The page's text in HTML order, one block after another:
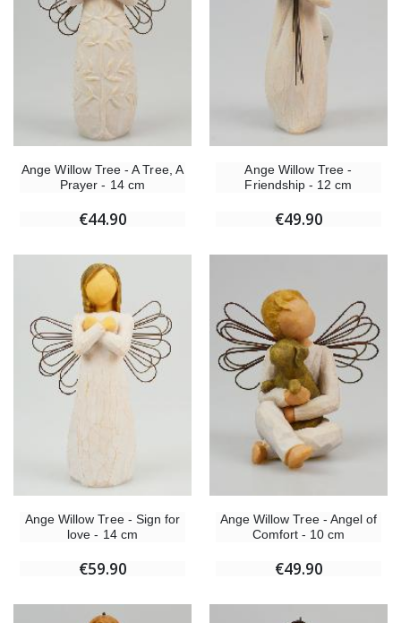
Ange Willow Tree - A Tree, A
Prayer - 14 cm
€44.90
Ange Willow Tree -
Friendship - 12 cm
€49.90
Ange Willow Tree - Sign for
love - 14 cm
€59.90
Ange Willow Tree - Angel of
Comfort - 10 cm
€49.90